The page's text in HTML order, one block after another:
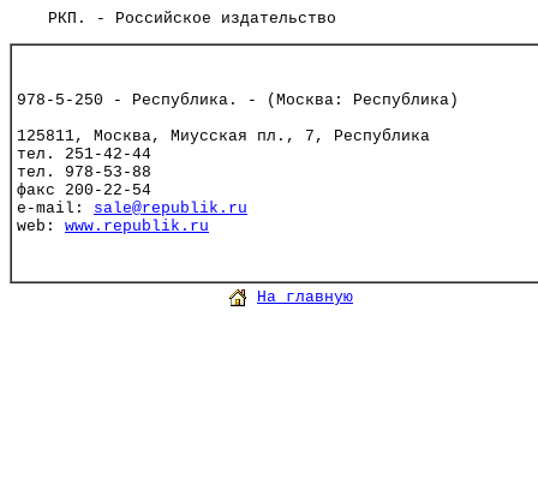
РКП. - Российское издательство
978-5-250 - Республика. - (Москва: Республика)
125811, Москва, Миусская пл., 7, Республика
тел. 251-42-44
тел. 978-53-88
факс 200-22-54
e-mail: sale@republik.ru
web: www.republik.ru
На главную